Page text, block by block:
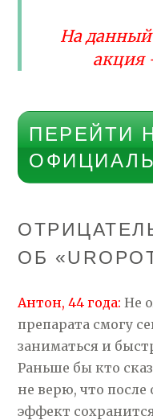
На
акция
ПЕРЕЙТИ
ОБ
Антон, 44 года: Не
препарата смогу
заниматься и
Раньше бы кто
не верю, что
эффект